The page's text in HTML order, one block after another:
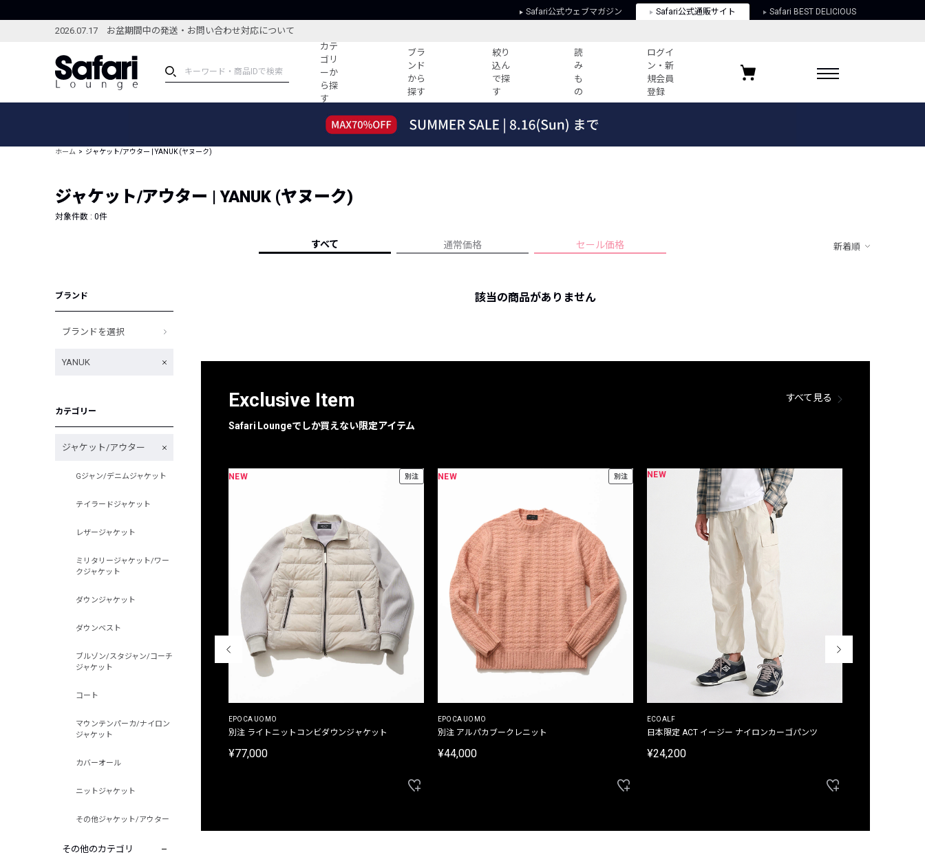
Safari公式ウェブマガジン Safari公式通販サイト Safari BEST DELICIOUS
2026.07.17 お盆期間中の発送・お問い合わせ対応について
カテ
ゴリ
ーか
ら探
す
ブラ
ンド
から
探す
絞り
込ん
で探
す
読
み
も
の
ログイ
ン・新
規会員
登録
ブランドから探す
新着アイテム
編集部のおすすめアイテム
コーディネート
すべての記事
人気記事ランキング
フォーカスブランド
プライバシーポリシー
お気に入りブランド
ホーム ジャケット/アウター | YANUK (ヤヌーク)
ジャケット/アウター | YANUK (ヤヌーク)
対象件数 : 0件
すべて 通常価格 セール価格 新着順
ブランド
ブランドを選択
YANUK
カテゴリー
ジャケット/アウター
Gジャン/デニムジャケット
テイラードジャケット
レザージャケット
ミリタリージャケット/ワー
クジャケット
ダウンジャケット
ダウンベスト
ブルゾン/スタジャン/コーチ
ジャケット
コート
マウンテンパーカ/ナイロン
ジャケット
カバーオール
ニットジャケット
その他ジャケット/アウター
その他のカテゴリ
該当の商品がありません
Exclusive Item
Safari Loungeでしか買えない限定アイテム
すべて見る
別注限定 10oz 裏パイル プリントプルオーバーパ
NEW 別注
EPOCA UOMO
別注 ライトニットコンビダウンジャケット
¥77,000
NEW 別注
EPOCA UOMO
別注 アルパカブークレニット
¥44,000
NEW
ECOALF
日本限定 ACT イージー ナイロンカーゴパンツ
¥24,200